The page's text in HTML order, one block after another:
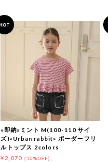
«即納»ミント M(100-110 サイ
ズ)«Urban rabbit» ボーダーフリ
ルトップス 2colors
¥2,070 (10%OFF)